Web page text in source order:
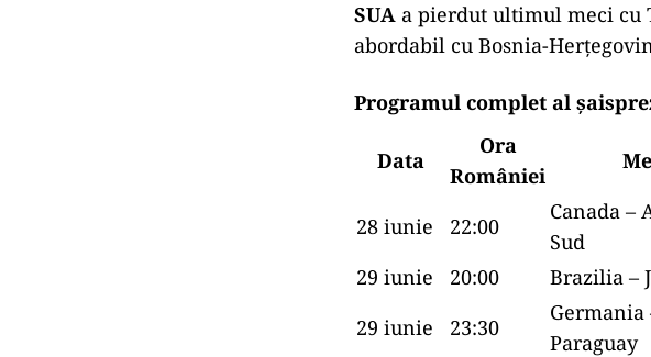
SUA a pierdut ultimul meci cu
abordabil cu Bosnia-
Programul complet al
Data
Ora
României
28 iunie 22:00
Canada –
Sud
29 iunie
20:00
Brazilia –
29 iunie
23:30
Germania
Paraguay